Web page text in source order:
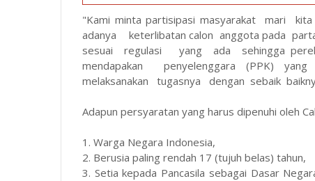
"Kami minta partisipasi masyarakat mari
adanya keterlibatan calon anggota pada
sesuai regulasi yang ada sehingga
mendapakan penyelenggara (PPK)
melaksanakan tugasnya dengan sebaik
Adapun persyaratan yang harus dipenuhi oleh
1. Warga Negara Indonesia,
2. Berusia paling rendah 17 (tujuh belas) tahun,
3. Setia kepada Pancasila sebagai Dasar